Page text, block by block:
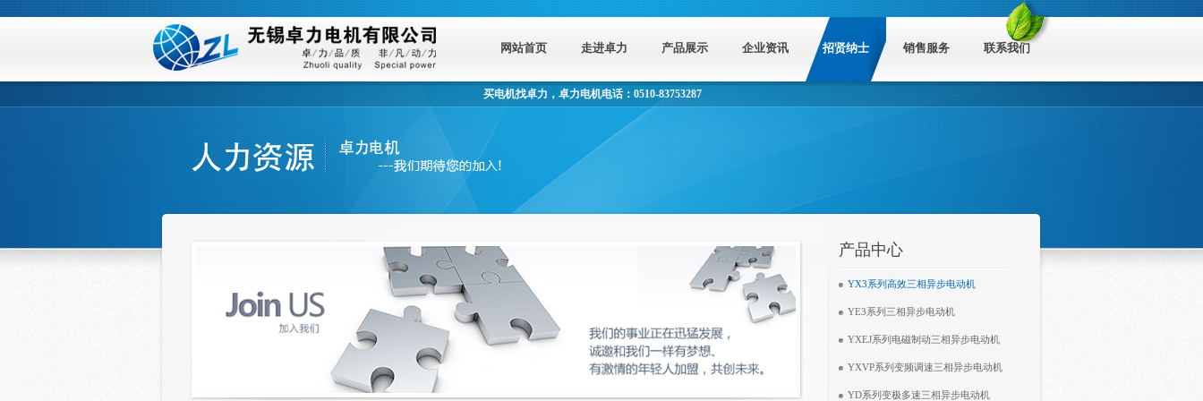
网站首页 走进卓力 产品展示 企业资讯 招贤纳士
买电机找卓力，卓力电机电话：0510-83753287
销售服务 联系我们
产品中心
YX3系列高效三相异步电动机
YE3系列三相异步电动机
YXEJ系列电磁制动三相异步电动机
YXVP系列变频调速三相异步电动机
YD系列变极多速三相异步电动机